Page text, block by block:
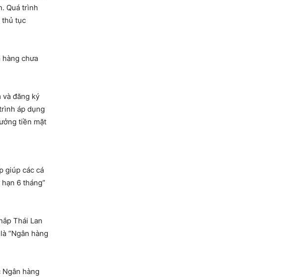
Quá trình
thủ tục
chưa
và đăng ký
áp dụng
tiền mặt
giúp các cá
6 tháng”
Thái Lan
“Ngân hàng
hàng